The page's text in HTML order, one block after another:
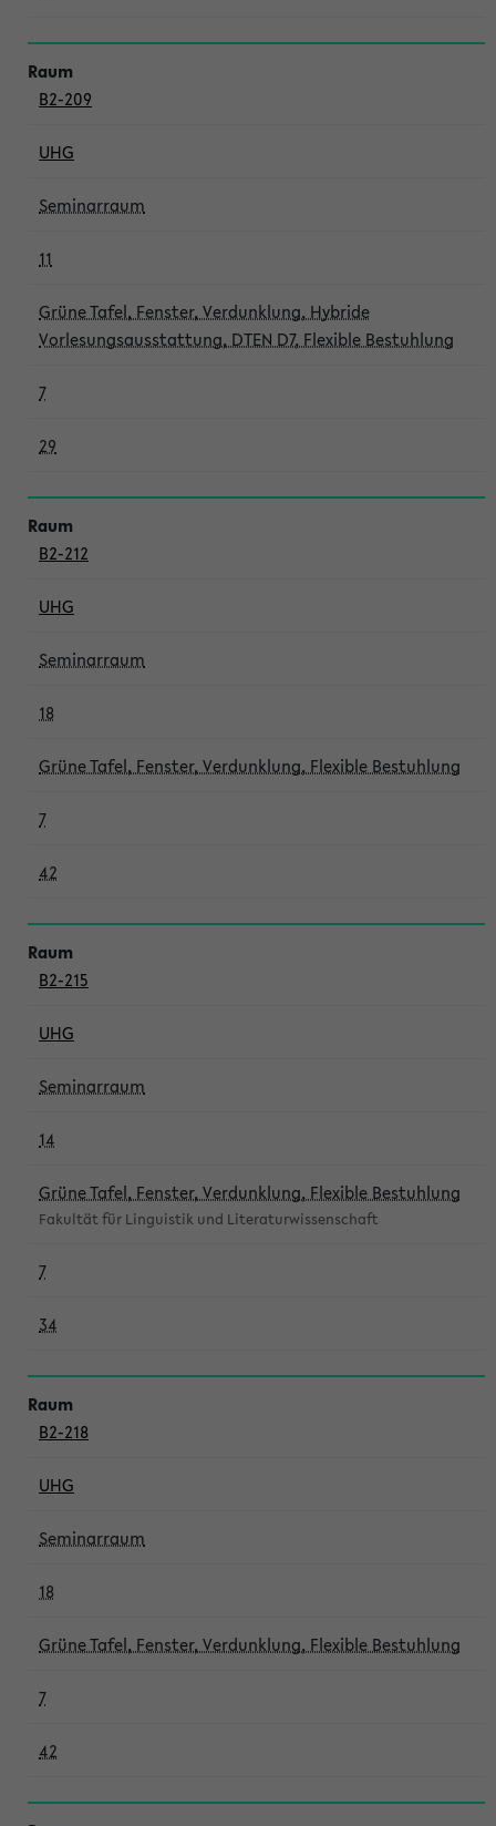
B2-209
UHG
Seminarraum
11
Grüne Tafel, Fenster, Verdunklung, Hybride
Vorlesungsausstattung, DTEN D7, Flexible Bestuhlung
7
29
B2-212
UHG
Seminarraum
18
Grüne Tafel, Fenster, Verdunklung, Flexible Bestuhlung
7
42
B2-215
UHG
Seminarraum
14
Grüne Tafel, Fenster, Verdunklung, Flexible Bestuhlung
Fakultät für Linguistik und Literaturwissenschaft
7
34
B2-218
UHG
Seminarraum
18
Grüne Tafel, Fenster, Verdunklung, Flexible Bestuhlung
7
42